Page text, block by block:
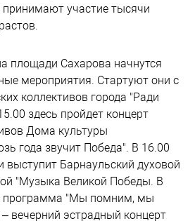
участие тысячи
площади Сахарова начнутся
мероприятия. Стартуют они с
коллективов города "Ради
здесь пройдет концерт
Дома культуры
года звучит Победа". В 16.00
выступит Барнаульский духовой
"Музыка Великой Победы. В
программа "Мы помним, мы
вечерний эстрадный концерт